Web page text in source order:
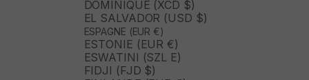
DOMINIQUE (XCD $)
EL SALVADOR (USD $)
ESPAGNE (EUR €)
ESTONIE (EUR €)
ESWATINI (SZL E)
FIDJI (FJD $)